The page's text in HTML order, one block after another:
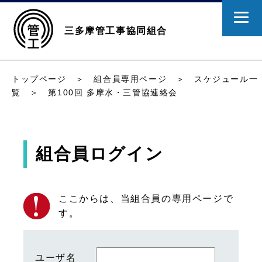
三多摩管工事協同組合
トップページ ＞組合員専用ページ ＞
スケジュール一
覧
＞ 第100回 多摩水・三管協連絡会
組合員ログイン
ここからは、当組合員の専用ページで
す。
ユーザ名